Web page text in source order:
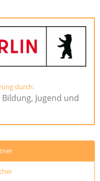
durch:
Jugend und